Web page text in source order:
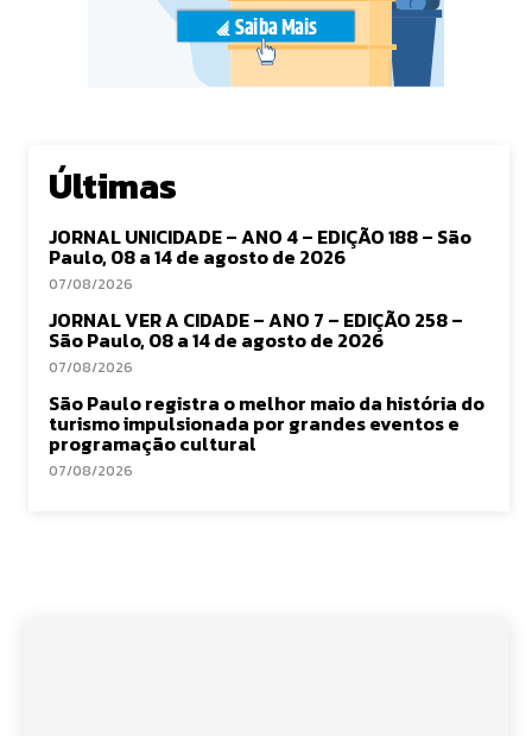
Últimas
JORNAL UNICIDADE – ANO 4 – EDIÇÃO 188 – São
Paulo, 08 a 14 de agosto de 2026
07/08/2026
JORNAL VER A CIDADE – ANO 7 – EDIÇÃO 258 –
São Paulo, 08 a 14 de agosto de 2026
07/08/2026
São Paulo registra o melhor maio da história do
turismo impulsionada por grandes eventos e
programação cultural
07/08/2026